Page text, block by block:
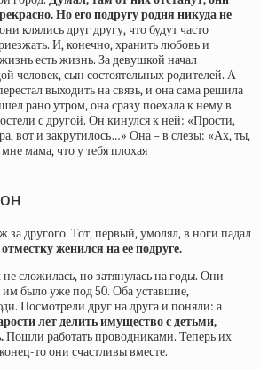
Но его подругу родня никуда не
клялись друг другу, что будут часто
И, конечно, хранить любовь и
есть жизнь. За девушкой начал
человек, сын состоятельных родителей. А
выходить на связь, и она сама решила
рано утром, она сразу поехала к нему в
с другой. Он кинулся к ней: «Прости,
вот и закрутилось…» Она – в слезы: «Ах, ты,
мама, что у тебя плохая
за другого. Тот, первый, умолял, в ноги падал
женился на ее подруге.
сложилась, но затянулась на годы. Они
им было уже под 50. Оба уставшие,
Посмотрели друг на друга и поняли: а
лет делить имущество с детьми,
Пошли работать проводниками. Теперь их
то они счастливы вместе.